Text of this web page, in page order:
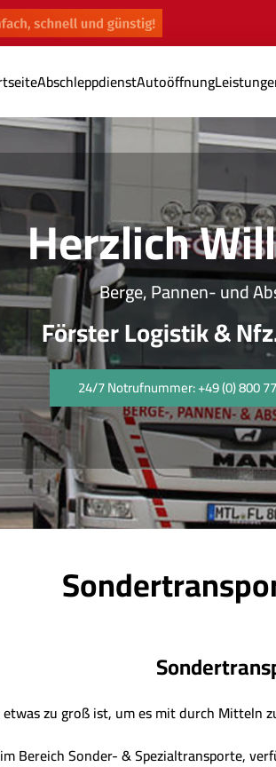
AbschleppdienstAutoöffnung
Herzlich
Berge, Pannen- und
Förster Logistik &
24/7 Notrufnummer: +49 (0) 800
zu groß ist, um es mit durch Mitteln
Bereich Sonder- & Spezialtransporte,